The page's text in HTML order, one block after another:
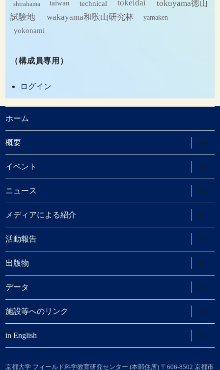
shirahama taiwan technical tokeidai
tokuyama徳山
試験地
wakayama和歌山研究林
yamaken
yokonami
（構成員専用）
ログイン
ホーム
概要
ブ
メ
ニ
ュ
ー
を
展
開
イベント
ブ
メ
ニ
ュ
ー
を
展
開
ニュース
ブ
メ
ニ
ュ
ー
を
展
開
メディアによる紹介
ブ
メ
ニ
ュ
ー
を
展
開
活動報告
ブ
メ
ニ
ュ
ー
を
展
開
出版物
ブ
メ
ニ
ュ
ー
を
展
開
データ
ブ
メ
ニ
ュ
ー
を
展
開
施設等へのリンク
ブ
メ
ニ
ュ
ー
展
in English
ブ
メ
ュ
京都大学 フィールド科学教育研究センター (本部住所) 〒606-8502 京都市